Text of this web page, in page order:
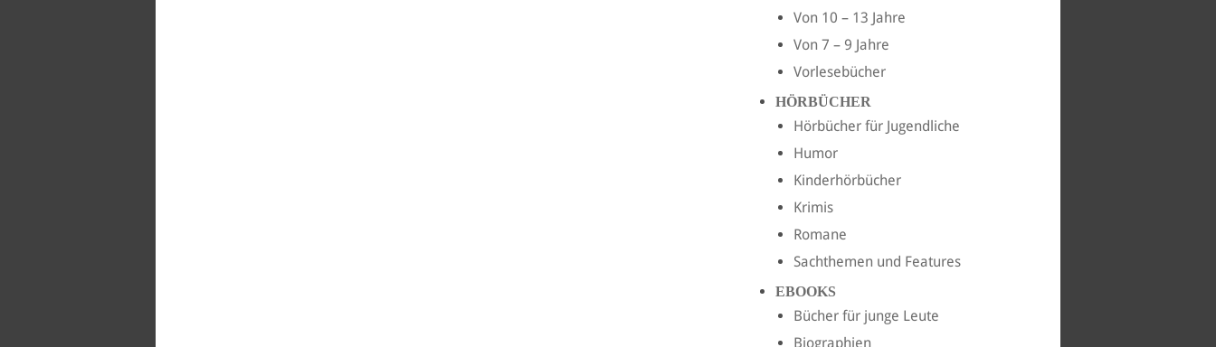
Von 10 – 13 Jahre
Von 7 – 9 Jahre
Vorlesebücher
HÖRBÜCHER
Hörbücher für Jugendliche
Humor
Kinderhörbücher
Krimis
Romane
Sachthemen und Features
EBOOKS
Bücher für junge Leute
Biographien